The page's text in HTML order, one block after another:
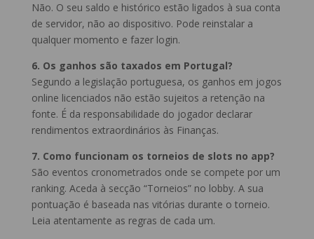
Não. O seu saldo e histórico estão ligados à sua conta
de servidor, não ao dispositivo. Pode reinstalar a
qualquer momento e fazer login.
6. Os ganhos são taxados em Portugal?
Segundo a legislação portuguesa, os ganhos em jogos
online licenciados não estão sujeitos a retenção na
fonte. É da responsabilidade do jogador declarar
rendimentos extraordinários às Finanças.
7. Como funcionam os torneios de slots no app?
São eventos cronometrados onde se compete por um
ranking. Aceda à secção “Torneios” no lobby. A sua
pontuação é baseada nas vitórias durante o torneio.
Leia atentamente as regras de cada um.